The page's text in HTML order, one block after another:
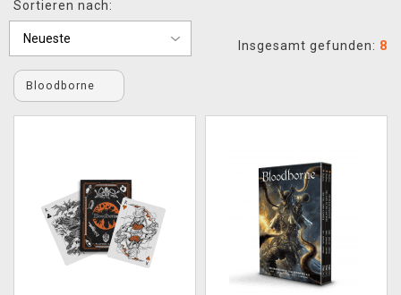
XZONE CLUB
Sortieren nach:
Insgesamt gefunden: 8
Bloodborne